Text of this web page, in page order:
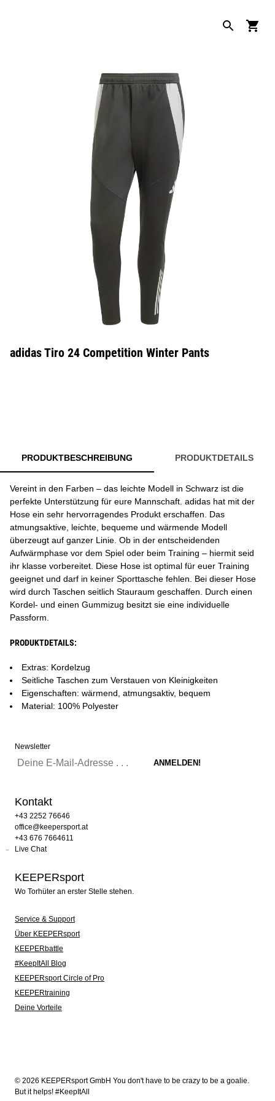
adidas Tiro 24 Competition Winter Pants
PRODUKTBESCHREIBUNG PRODUKTDETAILS
Vereint in den Farben – das leichte Modell in Schwarz ist die
perfekte Unterstützung für eure Mannschaft. adidas hat mit der
Hose ein sehr hervorragendes Produkt erschaffen. Das
atmungsaktive, leichte, bequeme und wärmende Modell
überzeugt auf ganzer Linie. Ob in der entscheidenden
Aufwärmphase vor dem Spiel oder beim Training – hiermit seid
ihr klasse vorbereitet. Diese Hose ist optimal für euer Training
geeignet und darf in keiner Sporttasche fehlen. Bei dieser Hose
wird durch Taschen seitlich Stauraum geschaffen. Durch einen
Kordel- und einen Gummizug besitzt sie eine individuelle
Passform.
PRODUKTDETAILS:
Extras: Kordelzug
Seitliche Taschen zum Verstauen von Kleinigkeiten
Eigenschaften: wärmend, atmungsaktiv, bequem
Material: 100% Polyester
Newsletter
Kontakt
+43 2252 76646
office@keepersport.at
+43 676 7664611
Live Chat
KEEPERsport
Wo Torhüter an erster Stelle stehen.
Service & Support
Über KEEPERsport
KEEPERbattle
#KeepItAll Blog
KEEPERsport Circle of Pro
KEEPERtraining
Deine Vorteile
© 2026 KEEPERsport GmbH You don't have to be crazy to be a goalie.
But it helps! #KeepItAll